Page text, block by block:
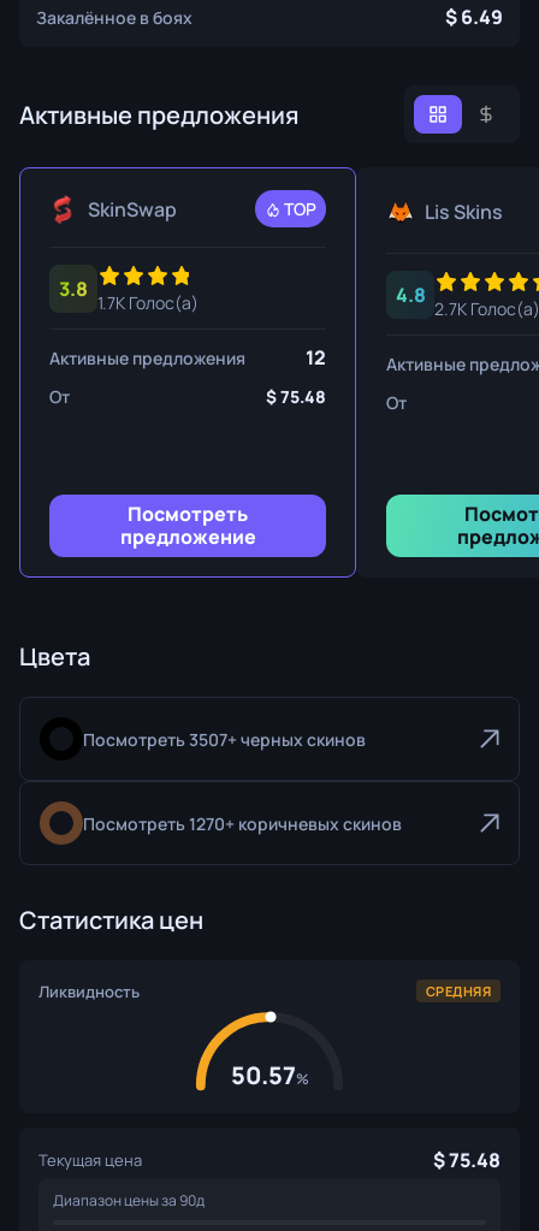
Закалённое в боях 6.49
Активные предложения
SkinSwap TOP
3.8
1.7K Голос(а)
Активные предложения 12
От 75.48
Посмотреть
предложение
Lis Skins
4.8
2.7K Голос(а)
Активные
От
Цвета
Посмотреть 3507+ черных скинов
Посмотреть 1270+ коричневых скинов
Статистика цен
Ликвидность СРЕДНЯЯ
50.57%
Текущая цена 75.48
Диапазон цены за 90д